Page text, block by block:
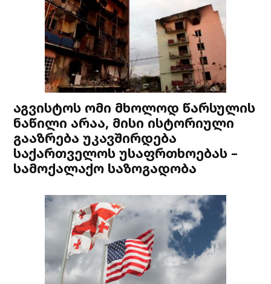
აგვისტოს ომი მხოლოდ წარსულის
ნაწილი არაა, მისი ისტორიული
გააზრება უკავშირდება
საქართველოს უსაფრთხოებას –
სამოქალაქო საზოგადობა